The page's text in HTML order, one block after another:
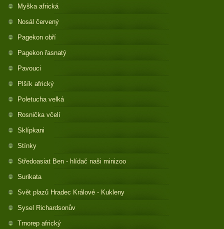
Myška africká
Nosál červený
Pagekon obří
Pagekon řasnatý
Pavouci
Plšík africký
Poletucha velká
Rosnička včelí
Sklípkani
Stínky
Středoasiat Ben - hlídač naši minizoo
Surikata
Svět plazů Hradec Králové - Kukleny
Sysel Richardsonův
Trnorep africký